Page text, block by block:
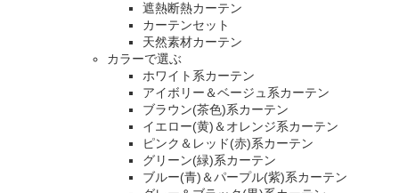
遮熱断熱カーテン
カーテンセット
天然素材カーテン
カラーで選ぶ
ホワイト系カーテン
アイボリー＆ベージュ系カーテン
ブラウン(茶色)系カーテン
イエロー(黄)＆オレンジ系カーテン
ピンク＆レッド(赤)系カーテン
グリーン(緑)系カーテン
ブルー(青)＆パープル(紫)系カーテン